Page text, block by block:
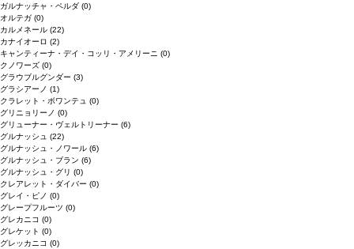
ガルナッチャ・ペルダ (0)
オルテガ (0)
カルメネール (22)
カナイオーロ (2)
キャンティーナ・デイ・コッリ・アメリーニ (0)
クノワーズ (0)
グラウブルグンダー (3)
グラシアーノ (1)
クラレット・ボワンテュ (0)
グリニョリーノ (0)
グリューナー・ヴェルトリーナー (6)
グルナッシュ (22)
グルナッシュ・ノワール (6)
グルナッシュ・ブラン (6)
グルナッシュ・グリ (0)
クレアレット・ダイバー (0)
グレイ・ピノ (0)
グレープフルーツ (0)
グレカニコ (0)
グレケット (0)
グレッカニコ (0)